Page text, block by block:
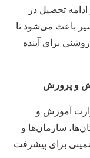
تحصیل در
باعث می‌شود تا
برای آینده
و پرورش
آموزش و
سازمان‌ها و
برای پیشرفت